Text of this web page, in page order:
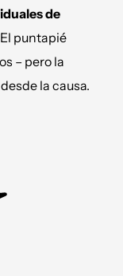
de
El puntapié
– pero la
la causa.